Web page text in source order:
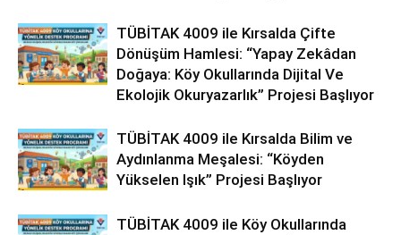
TÜBİTAK 4009 ile Kırsalda Çifte
Dönüşüm Hamlesi: “Yapay Zekâdan
Doğaya: Köy Okullarında Dijital Ve
Ekolojik Okuryazarlık” Projesi Başlıyor
TÜBİTAK 4009 ile Kırsalda Bilim ve
Aydınlanma Meşalesi: “Köyden
Yükselen Işık” Projesi Başlıyor
TÜBİTAK 4009 ile Köy Okullarında